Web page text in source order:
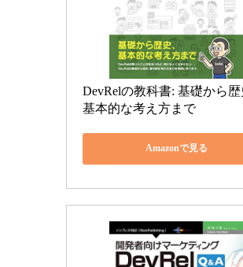
DevRelの教科書: 基礎から歴
基本的な考え方まで
Amazonで見る